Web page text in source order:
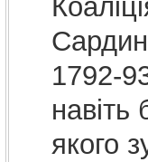
1792-
якого